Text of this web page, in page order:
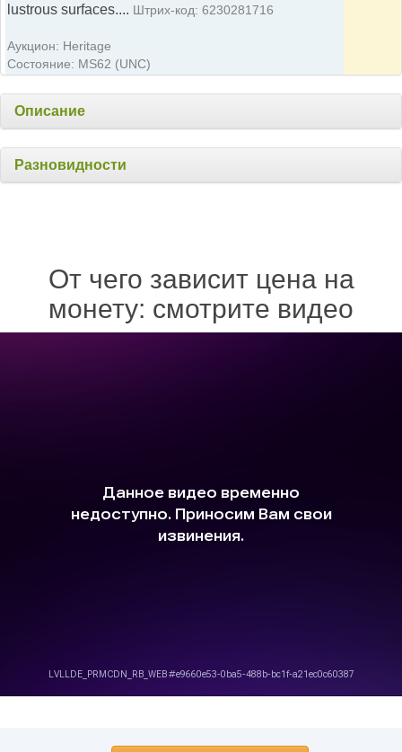
lustrous surfaces.... Штрих-код: 6230281716
Аукцион: Heritage
Состояние: MS62 (UNC)
Описание
Разновидности
От чего зависит цена на
монету: смотрите видео